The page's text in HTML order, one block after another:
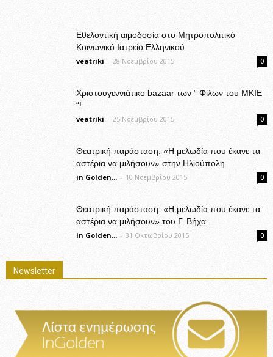
Εθελοντική αιμοδοσία στο Μητροπολιτικό
Κοινωνικό Ιατρείο Ελληνικού
veatriki - 28 Νοεμβρίου 2015 0
Χριστουγεννιάτικο bazaar των ” Φίλων του ΜΚΙΕ
“!
veatriki - 25 Νοεμβρίου 2015 0
Θεατρική παράσταση: «Η μελωδία που έκανε τα
αστέρια να μιλήσουν» στην Ηλιούπολη
in Golden... - 10 Νοεμβρίου 2015 0
Θεατρική παράσταση: «Η μελωδία που έκανε τα
αστέρια να μιλήσουν» του Γ. Βήχα
in Golden... - 31 Οκτωβρίου 2015 0
Newsletter